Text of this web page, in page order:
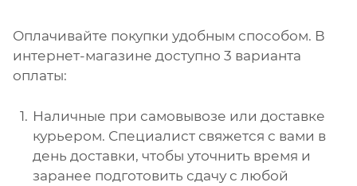
Оплачивайте покупки удобным способом. В
интернет-магазине доступно 3 варианта
оплаты:
Наличные при самовывозе или доставке
курьером. Специалист свяжется с вами в
день доставки, чтобы уточнить время и
заранее подготовить сдачу с любой